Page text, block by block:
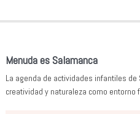
Menuda es Salamanca
La agenda de actividades infantiles
creatividad y naturaleza como